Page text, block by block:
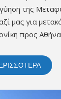
της
μας για
προς